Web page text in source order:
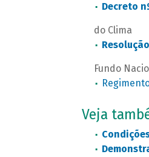
Decreto
do Clima
Fundo
Veja